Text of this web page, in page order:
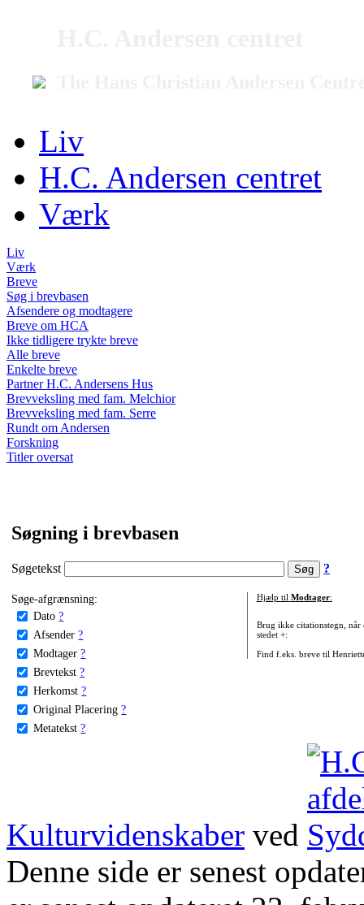
Liv
H.C. Andersen centret
Værk
Liv
Værk
Breve
Søg i brevbasen
Afsendere og modtagere
Breve om HCA
Ikke tidligere trykte breve
Alle breve
Enkelte breve
Partner H.C. Andersens Hus
Brevveksling med fam. Melchior
Brevveksling med fam. Serre
Rundt om Andersen
Forskning
Titler oversat
Søgning i brevbasen
Søgetekst ?
Søge-afgrænsning:
Dato ?
Afsender ?
Modtager ?
Brevtekst ?
Herkomst ?
Original Placering ?
Metatekst ?
Hjælp til Modtager:
Brug ikke citationstegn, når
stedet +:
Find f.eks. breve til
Kulturvidenskaber ved
Denne side er senest